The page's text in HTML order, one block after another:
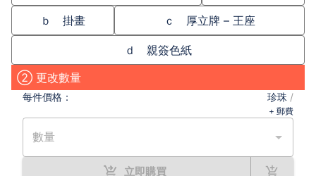
ｂ 掛畫 ｃ 厚立牌 – 王座
ｄ 親簽色紙
② 更改數量
每件價格： 珍珠 /
+ 郵費
數量
立即購買